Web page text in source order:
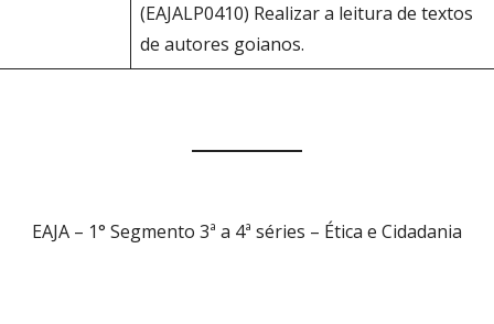
(EAJALP0410) Realizar a leitura de textos
de autores goianos.
EAJA – 1° Segmento 3ª a 4ª séries – Ética e Cidadania